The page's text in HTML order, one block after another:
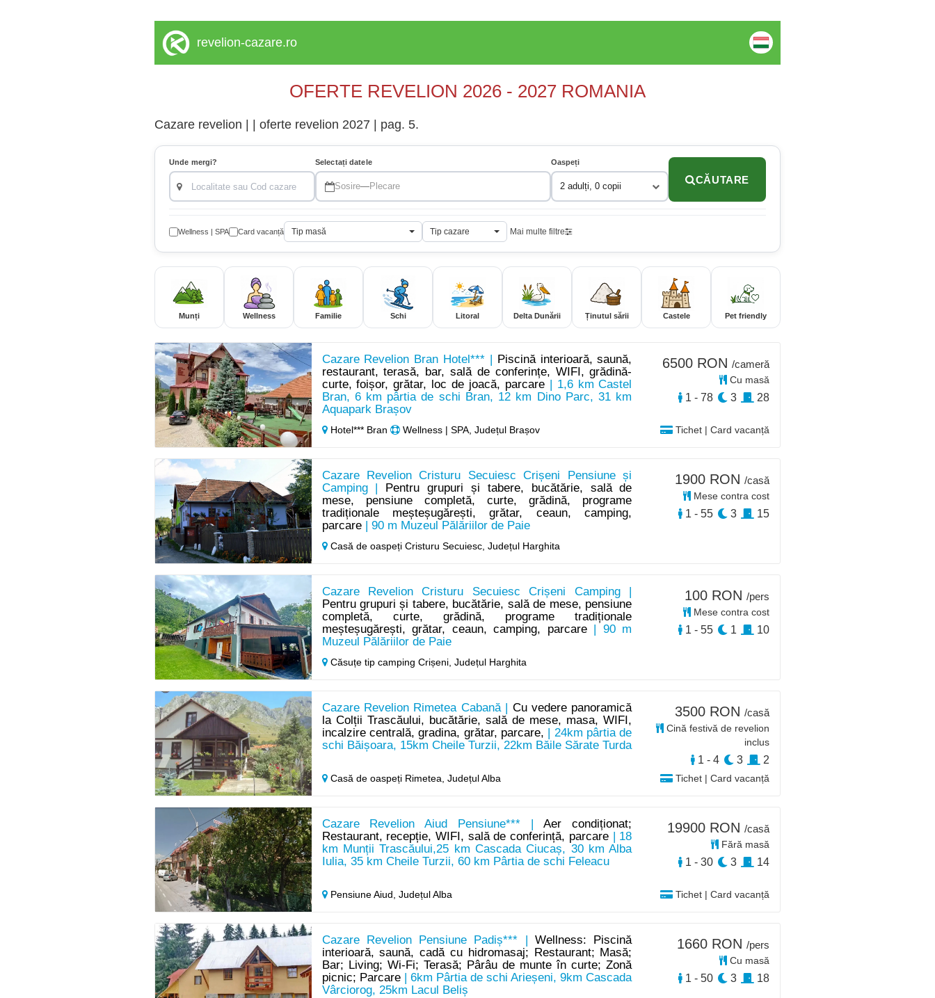
revelion-cazare.ro
OFERTE REVELION 2026 - 2027 ROMANIA
Cazare revelion | | oferte revelion 2027 | pag. 5.
Unde mergi? Selectați datele
Sosire—Plecare
Oaspeți
2 adulți, 0 copii
CĂUTARE
Wellness | SPA Card vacanță Tip masă Tip cazare Mai multe filtre
Munți Wellness Familie Schi Litoral Delta Dunării Ținutul sării Castele Pet friendly
Cazare Revelion Bran Hotel*** |
Piscină interioară, saună,
restaurant, terasă, bar, sală de conferințe, WIFI, grădină-
curte, foișor, grătar, loc de joacă, parcare| 1,6 km Castel
Bran, 6 km pârtia de schi Bran, 12 km Dino Parc, 31 km
Aquapark Brașov
Hotel*** Bran Wellness | SPA, Județul Brașov Tichet | Card vacanță
6500 RON /cameră
Cu masă
1 - 78 3 28
Cazare Revelion Cristuru Secuiesc Crișeni Pensiune și
Camping |
Pentru grupuri și tabere, bucătărie, sală de
mese, pensiune completă, curte, grădină, programe
tradiționale meșteșugărești, grătar, ceaun, camping,
parcare| 90 m Muzeul Pălăriilor de Paie
Casă de oaspeți Cristuru Secuiesc, Județul Harghita
1900 RON /casă
Mese contra cost
1 - 55 3 15
Cazare Revelion Cristuru Secuiesc Crișeni Camping |
Pentru grupuri și tabere, bucătărie, sală de mese, pensiune
completă, curte, grădină, programe tradiționale
meșteșugărești, grătar, ceaun, camping, parcare| 90 m
Muzeul Pălăriilor de Paie
Căsuțe tip camping Crișeni, Județul Harghita
100 RON /pers
Mese contra cost
1 - 55 1 10
Cazare Revelion Rimetea Cabană | Cu vedere panoramică
la Colții Trascăului, bucătărie, sală de mese, masa, WIFI,
incalzire centrală, gradina, grătar, parcare, | 24km pârtia de
schi Băișoara, 15km Cheile Turzii, 22km Băile Sărate Turda
Casă de oaspeți Rimetea, Județul Alba Tichet | Card vacanță
3500 RON /casă
Cină festivă de revelion
inclus
1 - 4 3 2
Cazare Revelion Aiud Pensiune*** |Aer condiționat;
Restaurant, recepție, WIFI, sală de conferință, parcare| 18
km Munții Trascăului,25 km Cascada Ciucaș, 30 km Alba
Iulia, 35 km Cheile Turzii, 60 km Pârtia de schi Feleacu
Pensiune Aiud, Județul Alba Tichet | Card vacanță
19900 RON /casă
Fără masă
1 - 30 3 14
Cazare Revelion Pensiune Padiș*** |Wellness: Piscină
interioară, saună, cadă cu hidromasaj; Restaurant; Masă;
Bar; Living; Wi-Fi; Terasă; Pârâu de munte în curte; Zonă
picnic; Parcare| 6km Pârtia de schi Arieșeni, 9km Cascada
Vârciorog, 25km Lacul Beliș
1660 RON /pers
Cu masă
1 - 50 3 18